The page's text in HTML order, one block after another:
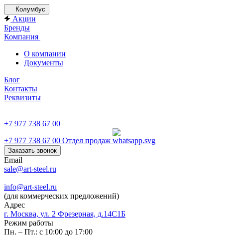
Колумбус
Акции
Бренды
Компания
О компании
Документы
Блог
Контакты
Реквизиты
+7 977 738 67 00
+7 977 738 67 00 Отдел продаж
Заказать звонок
Email
sale@art-steel.ru
info@art-steel.ru
(для коммерческих предложений)
Адрес
г. Москва, ул. 2 Фрезерная, д.14С1Б
Режим работы
Пн. – Пт.: с 10:00 до 17:00